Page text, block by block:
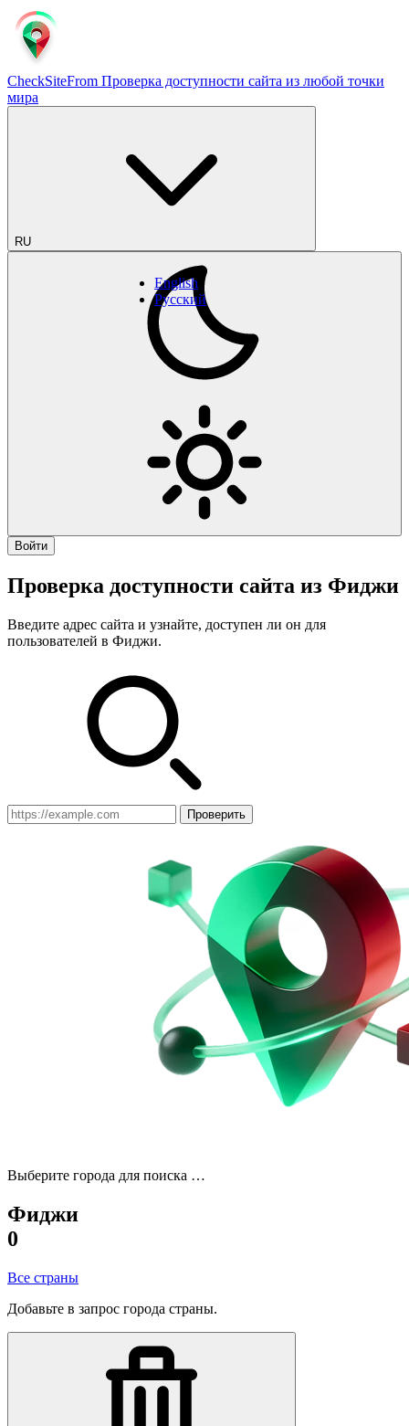
CheckSiteFrom Проверка доступности сайта из любой точки
мира
RU
English
Русский
Войти
Проверка доступности сайта из Фиджи
Введите адрес сайта и узнайте, доступен ли он для
пользователей в Фиджи.
Проверить
Выберите города для поиска …
Фиджи
0
Все страны
Добавьте в запрос города страны.